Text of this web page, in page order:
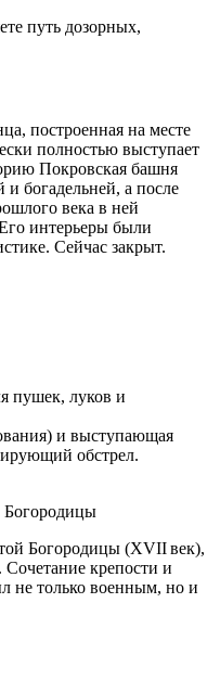
путь дозорных,
построенная на месте
полностью выступает
Покровская башня
богадельней, а после
века в ней
интерьеры были
Сейчас закрыт.
пушек, луков и
и выступающая
обстрел.
Богородицы
Богородицы (XVII век),
крепости и
не только военным, но и